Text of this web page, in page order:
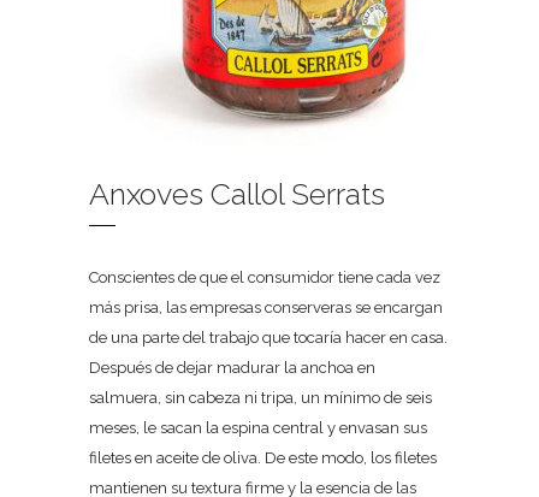
Anxoves Callol Serrats
Conscientes de que el consumidor tiene cada vez
más prisa, las empresas conserveras se encargan
de una parte del trabajo que tocaría hacer en casa.
Después de dejar madurar la anchoa en
salmuera, sin cabeza ni tripa, un mínimo de seis
meses, le sacan la espina central y envasan sus
filetes en aceite de oliva. De este modo, los filetes
mantienen su textura firme y la esencia de las